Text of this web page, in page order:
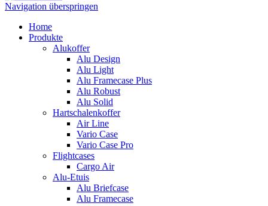
Navigation überspringen
Home
Produkte
Alukoffer
Alu Design
Alu Light
Alu Framecase Plus
Alu Robust
Alu Solid
Hartschalenkoffer
Air Line
Vario Case
Vario Case Pro
Flightcases
Cargo Air
Alu-Etuis
Alu Briefcase
Alu Framecase